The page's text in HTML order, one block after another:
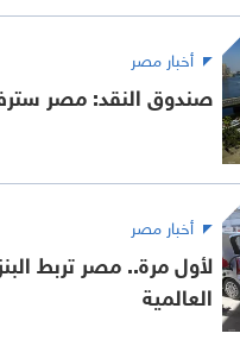
أخبار مصر
صندوق النقد: مصر
أخبار مصر
لأول مرة.. مصر تربط
العالمية